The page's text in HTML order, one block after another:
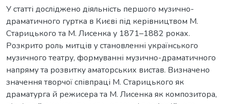
У статті досліджено діяльність першого музично-
драматичного гуртка в Києві під керівництвом М.
Старицького та М. Лисенка у 1871–1882 роках.
Розкрито роль митців у становленні українського
музичного театру, формуванні музично-драматичного
напряму та розвитку аматорських вистав. Визначено
значення творчої співпраці М. Старицького як
драматурга й режисера та М. Лисенка як композитора,